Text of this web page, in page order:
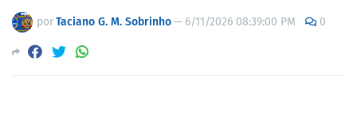
porTaciano G. M. Sobrinho— 6/11/2026 08:39:00 PM 0